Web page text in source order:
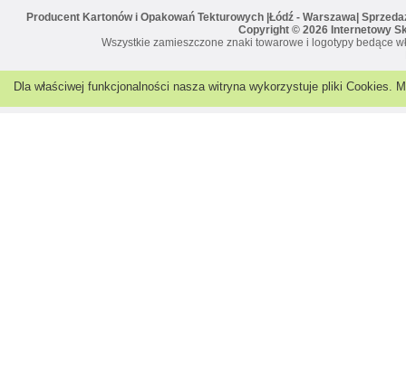
Producent Kartonów i Opakowań Tekturowych |Łódź - Warszawa|
Copyright © 2026 Internetowy
Wszystkie zamieszczone znaki towarowe i logotypy bedące
Dla właściwej funkcjonalności nasza witryna wykorzystuje pliki